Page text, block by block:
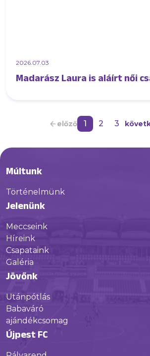
2026.07.03
Madarász Laura is aláírt női
előző 1 2 3
Múltunk
Történelmünk
Jelenünk
Meccseink
Híreink
Csapataink
Galéria
Jövőnk
Utánpótlás
Babaváró
ajándékcsomag
Újpest FC